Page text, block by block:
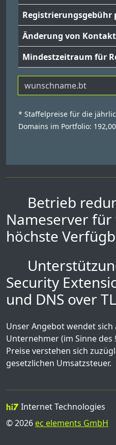
Registrierungsgebühr
Änderung von
Mindestzeitraum für
* Staffelpreise für die
Domains im Portfolio:
Betrieb
Nameserver
höchste
Security
und DNS over
Unser Angebot wendet sich
Unternehmer (im Sinne des
Preise verstehen sich
gesetzlichen Umsatzsteuer.
Internet Technologies
© 2026 ec elements GmbH